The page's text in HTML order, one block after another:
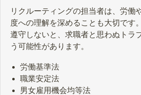
リクルーティングの担当者は、労働
度への理解を深めることも大切です
遵守しないと、求職者と思わぬトラ
う可能性があります。
労働基準法
職業安定法
男女雇用機会均等法